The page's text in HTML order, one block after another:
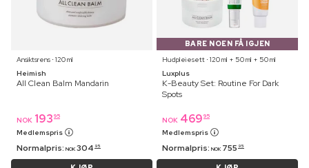
Ansiktsrens ⋅ 120 ml
Heimish
All Clean Balm Mandarin
NOK 193 95
Medlemspris
Normalpris: NOK 304 95
BARE NOEN FÅ IGJEN
Hudpleiesett ⋅ 120 ml + 50 ml + 50 ml
Luxplus
K-Beauty Set: Routine For Dark
Spots
NOK 469 95
Medlemspris
Normalpris: NOK 755 95